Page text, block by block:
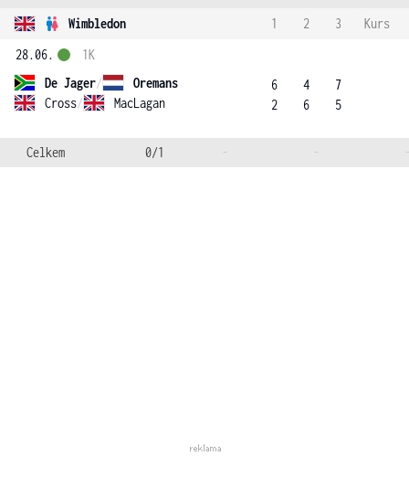
Wimbledon 1 2 3
Kurs
28.06.
De Jager/
Oremans
Cross/ MacLagan
1K
6
2
4
6
7
5
Celkem 0/1 - -